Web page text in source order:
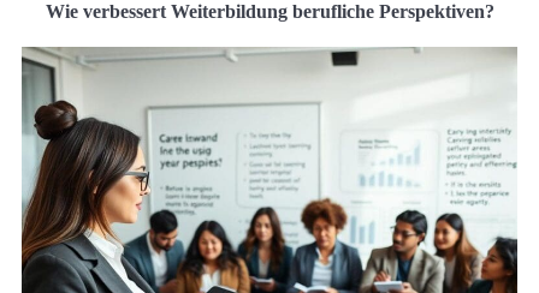
Wie verbessert Weiterbildung berufliche Perspektiven?